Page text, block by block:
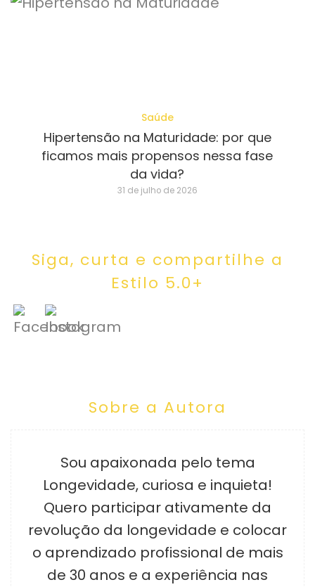
Saúde
Hipertensão na Maturidade: por que
ficamos mais propensos nessa fase
da vida?
31 de julho de 2026
Siga, curta e compartilhe a
Estilo 5.0+
Sobre a Autora
Sou apaixonada pelo tema
Longevidade, curiosa e inquieta!
Quero participar ativamente da
revolução da longevidade e colocar
o aprendizado profissional de mais
de 30 anos e a experiência nas